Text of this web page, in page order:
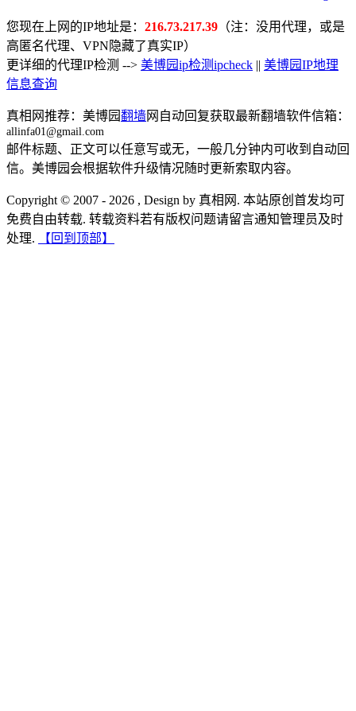
您现在上网的IP地址是： 216.73.217.39 （注：没用代理，或是
高匿名代理、VPN隐藏了真实IP）
更详细的代理IP检测 --> 美博园ip检测ipcheck || 美博园IP地理
信息查询
真相网推荐：美博园翻墙网自动回复获取最新翻墙软件信箱：
allinfa01@gmail.com
邮件标题、正文可以任意写或无，一般几分钟内可收到自动回
信。美博园会根据软件升级情况随时更新索取内容。
Copyright © 2007 - 2026 , Design by 真相网. 本站原创首发均可
免费自由转载. 转载资料若有版权问题请留言通知管理员及时
处理.
【回到顶部】